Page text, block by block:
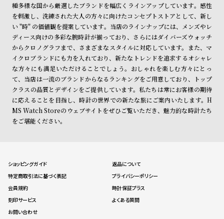
種多様な国から厳選したブランドを幅広くラインアップしています。感性
を刺激し、洗練された大人の方々に向けたコンセプトストアとして、新し
い "時" の価値観を提案しています。当店のラインナップには、メンズやレ
ディース向けの多彩な腕時計が揃っており、さらにはダイバーズウォッチ
からクロノグラフまで、さまざまなスタイルに対応しています。また、マ
イクロブランドにも力を入れており、新たなトレンドを追求するオシャレ
な方々にも満足いただけることでしょう。おしゃれを楽しむ方々にとっ
て、当店は一流のブランドからなるランキングをご用意しており、トップ
クラスの品質とデザインをご提供しています。私たちは常にお客様の期待
に応えることを目指し、時計の世界での新たな旅にご案内いたします。H
MS Watch Storeのウェブサイトをぜひご覧いただき、魅力的な時計たち
をご堪能ください。
ショッピングガイド
返品について
特定商取引法に基づく表記
プライバシーポリシー
会員規約
時計保証プラス
刻印サービス
よくある質問
お問い合わせ